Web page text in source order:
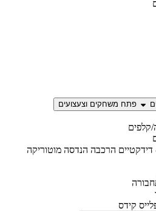
פתח משחקים וצעצועים
הרכבה הנדסה מוטוריקה
קידס